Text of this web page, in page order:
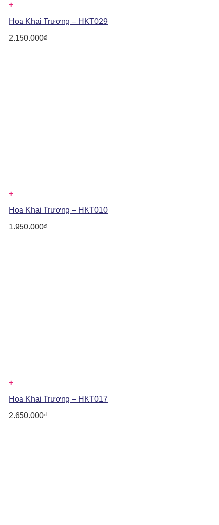
+
Hoa Khai Trương – HKT029
2.150.000₫
+
Hoa Khai Trương – HKT010
1.950.000₫
+
Hoa Khai Trương – HKT017
2.650.000₫